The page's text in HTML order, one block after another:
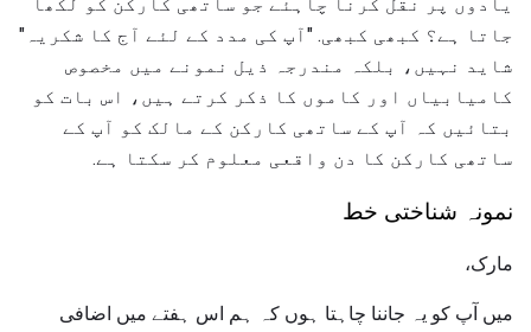
جاتا ہے؟ کبھی کبھی. "آپ کی مدد کے لئے آج کا شکریہ"
شاید نہیں، بلکہ مندرجہ ذیل نمونے میں مخصوص
کامیابیاں اور کاموں کا ذکر کرتے ہیں، اس بات کو
بتائیں کہ آپ کے ساتھی کارکن کے مالک کو آپ کے
ساتھی کارکن کا دن واقعی معلوم کر سکتا ہے.
نمونہ شناختی خط
مارک،
میں آپ کو یہ جاننا چاہتا ہوں کہ ہم اس ہفتے میں اضافی